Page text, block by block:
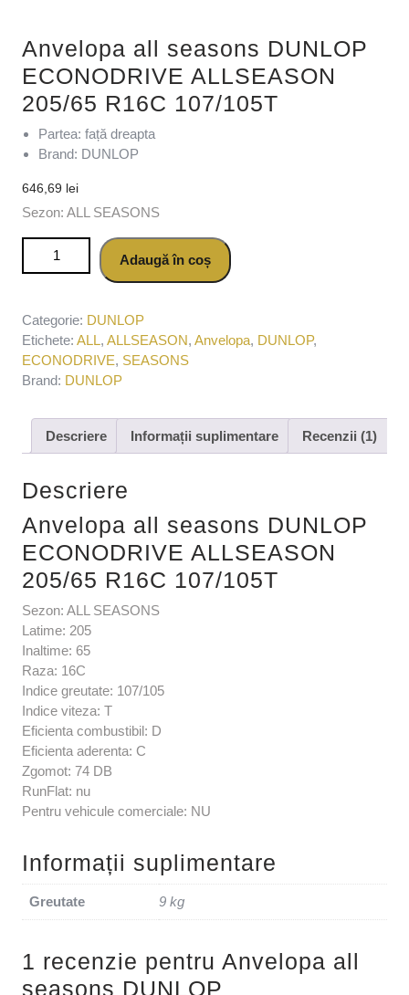
Anvelopa all seasons DUNLOP
ECONODRIVE ALLSEASON
205/65 R16C 107/105T
Partea: față dreapta
Brand: DUNLOP
646,69 lei
Sezon: ALL SEASONS
Cantitate Anvelopa all seasons DUNLOP ECONODRIVE
ALLSEASON 205/65 R16C 107/105T
Adaugă în coș
Categorie: DUNLOP
Etichete: ALL, ALLSEASON, Anvelopa, DUNLOP,
ECONODRIVE, SEASONS
Brand: DUNLOP
Descriere Informații suplimentare Recenzii (1)
Descriere
Anvelopa all seasons DUNLOP
ECONODRIVE ALLSEASON
205/65 R16C 107/105T
Sezon: ALL SEASONS
Latime: 205
Inaltime: 65
Raza: 16C
Indice greutate: 107/105
Indice viteza: T
Eficienta combustibil: D
Eficienta aderenta: C
Zgomot: 74 DB
RunFlat: nu
Pentru vehicule comerciale: NU
Informații suplimentare
Greutate 9 kg
1 recenzie pentru Anvelopa all
seasons DUNLOP